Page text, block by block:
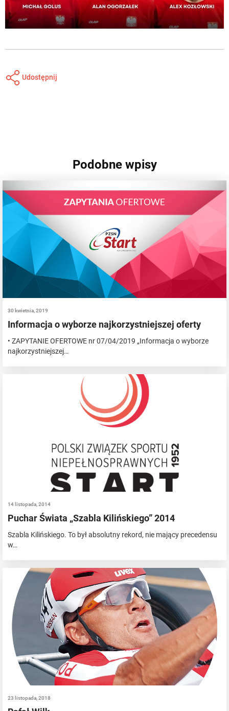
Udostępnij
Podobne wpisy
30 kwietnia, 2019
Informacja o wyborze najkorzystniejszej oferty
• ZAPYTANIE OFERTOWE nr 07/04/2019 „Informacja o wyborze
najkorzystniejszej…
14 listopada, 2014
Puchar Świata „Szabla Kilińskiego” 2014
Szabla Kilińskiego. To był absolutny rekord, nie mający precedensu
w…
23 listopada, 2018